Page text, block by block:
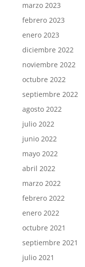
marzo 2023
febrero 2023
enero 2023
diciembre 2022
noviembre 2022
octubre 2022
septiembre 2022
agosto 2022
julio 2022
junio 2022
mayo 2022
abril 2022
marzo 2022
febrero 2022
enero 2022
octubre 2021
septiembre 2021
julio 2021